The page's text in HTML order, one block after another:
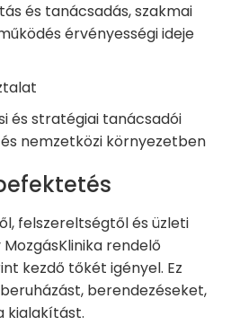
és tanácsadás, szakmai
érvényességi ideje
és stratégiai tanácsadói
nemzetközi környezetben
felszereltségtől és üzleti
rendelő
kezdő tőkét igényel. Ez
berendezéseket,
kialakítást.